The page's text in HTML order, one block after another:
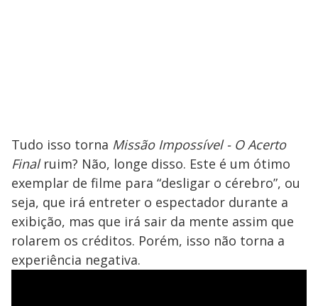
Tudo isso torna Missão Impossível - O Acerto
Final ruim? Não, longe disso. Este é um ótimo
exemplar de filme para “desligar o cérebro”, ou
seja, que irá entreter o espectador durante a
exibição, mas que irá sair da mente assim que
rolarem os créditos. Porém, isso não torna a
experiência negativa.